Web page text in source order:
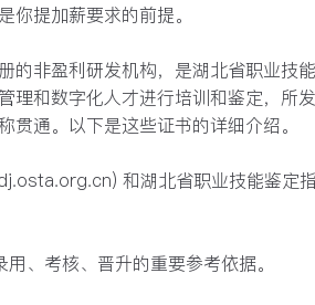
你提加薪要求的前提。
的非盈利研发机构，是湖北省职业技
理和数字化人才进行培训和鉴定，所
通。以下是这些证书的详细介绍。
和湖北省职业技能鉴
、考核、晋升的重要参考依据。